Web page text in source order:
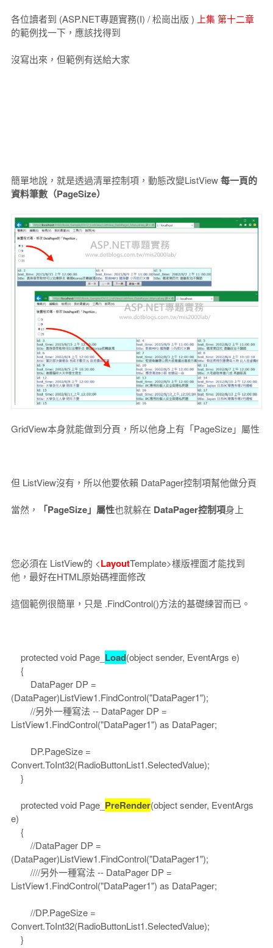
各位讀者到 (ASP.NET專題實務(I) / 松崗出版 ) 上集 第十二章
的範例找一下，應該找得到
沒寫出來，但範例有送給大家
簡單地說，就是透過清單控制項，動態改變ListView每一頁的
資料筆數（PageSize）
GridView本身就能做到分頁，所以他身上有「PageSize」屬性
但 ListView沒有，所以他要依賴 DataPager控制項幫他做分頁
當然， 「PageSize」屬性也就躲在 DataPager控制項身上
您必須在 ListView的 <LayoutTemplate>樣版裡面才能找到
他，最好在HTML原始碼裡面修改
這個範例很簡單，只是 .FindControl()方法的基礎練習而已。
protected void Page_ Load(object sender, EventArgs e)
{
DataPager DP =
(DataPager)ListView1.FindControl("DataPager1");
//另外一種寫法 -- DataPager DP =
ListView1.FindControl("DataPager1") as DataPager;
DP.PageSize =
Convert.ToInt32(RadioButtonList1.SelectedValue);
}
protected void Page_ PreRender(object sender, EventArgs
e)
{
//DataPager DP =
(DataPager)ListView1.FindControl("DataPager1");
////另外一種寫法 -- DataPager DP =
ListView1.FindControl("DataPager1") as DataPager;
//DP.PageSize =
Convert.ToInt32(RadioButtonList1.SelectedValue);
}